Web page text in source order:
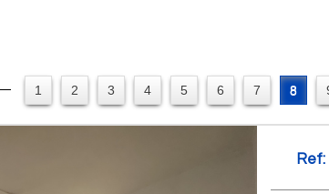
1 2 3 4 5 6 7 8
Ref: